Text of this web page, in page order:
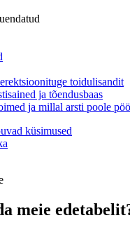
toidulisandit
ja tõendusbaas
ja millal arsti poole
küsimused
meie